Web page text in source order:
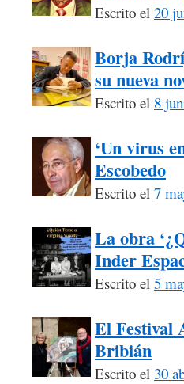
Escrito el 20
Borja
su nueva
Escrito el 8
‘Un virus
Escobedo
Escrito el 7
La obra
Inder
Escrito el 5
El Festival
Bribián
Escrito el 30